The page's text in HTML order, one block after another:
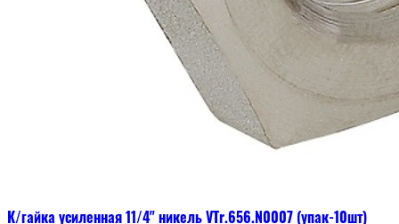
К/гайка усиленная 11/4" никель VTr.656.N0007 (упак-10шт)